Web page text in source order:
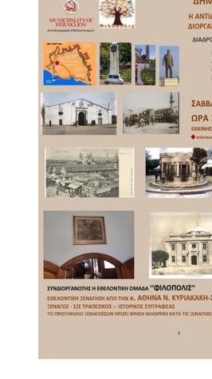
2006
ΠΟΛΙΤΙΣΜΟΣ
ΑΝΘΕΚΤΙΚΗ